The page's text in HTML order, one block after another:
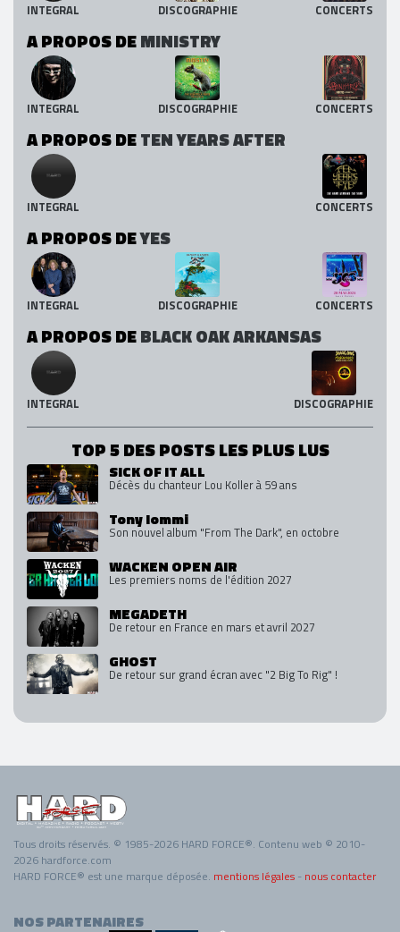
INTEGRAL DISCOGRAPHIE CONCERTS
A PROPOS DEMINISTRY
INTEGRAL DISCOGRAPHIE CONCERTS
A PROPOS DETEN YEARS AFTER
INTEGRAL CONCERTS
A PROPOS DEYES
INTEGRAL DISCOGRAPHIE CONCERTS
A PROPOS DEBLACK OAK ARKANSAS
INTEGRAL DISCOGRAPHIE
TOP 5 DES POSTS LES PLUS LUS
SICK OF IT ALL
Décès du chanteur Lou Koller à 59 ans
Tony Iommi
Son nouvel album "From The Dark", en octobre
WACKEN OPEN AIR
Les premiers noms de l'édition 2027
MEGADETH
De retour en France en mars et avril 2027
GHOST
De retour sur grand écran avec "2 Big To Rig" !
Tous droits réservés. © 1985-2026 HARD FORCE®. Contenu web © 2010-
2026 hardforce.com
HARD FORCE® est une marque déposée. mentions légales - nous contacter
NOS PARTENAIRES